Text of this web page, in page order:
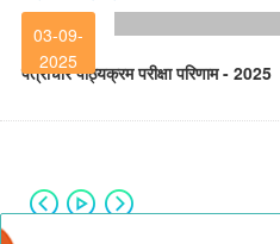
03-09-
2025
पत्राचार पाठ्यक्रम परीक्षा परिणाम - 2025